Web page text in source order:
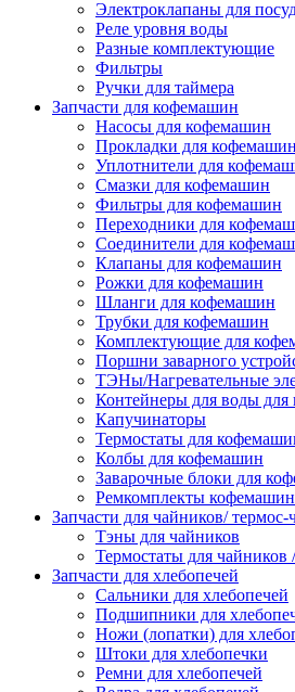
Электроклапаны для
Реле уровня воды
Разные комплектующие
Фильтры
Ручки для таймера
Запчасти для кофемашин
Насосы для кофемашин
Прокладки для кофемашин
Уплотнители для
Смазки для кофемашин
Фильтры для кофемашин
Переходники для
Соединители для
Клапаны для кофемашин
Рожки для кофемашин
Шланги для кофемашин
Трубки для кофемашин
Комплектующие для
Поршни заварного
ТЭНы/Нагревательные
Контейнеры для воды
Капучинаторы
Термостаты для
Колбы для кофемашин
Заварочные блоки для
Ремкомплекты кофемашин
Запчасти для чайников/ термос-
Тэны для чайников
Термостаты для чайников
Запчасти для хлебопечей
Сальники для хлебопечей
Подшипники для
Ножи (лопатки) для
Штоки для хлебопечки
Ремни для хлебопечей